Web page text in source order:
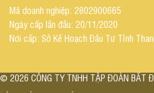
Mã doanh nghiệp: 2802900665
Ngày cấp lần đầu: 20/11/2020
Nơi cấp: Sở Kế Hoạch Đầu Tư Tỉnh
© 2026 CÔNG TY TNHH TẬP ĐOÀN BẤT